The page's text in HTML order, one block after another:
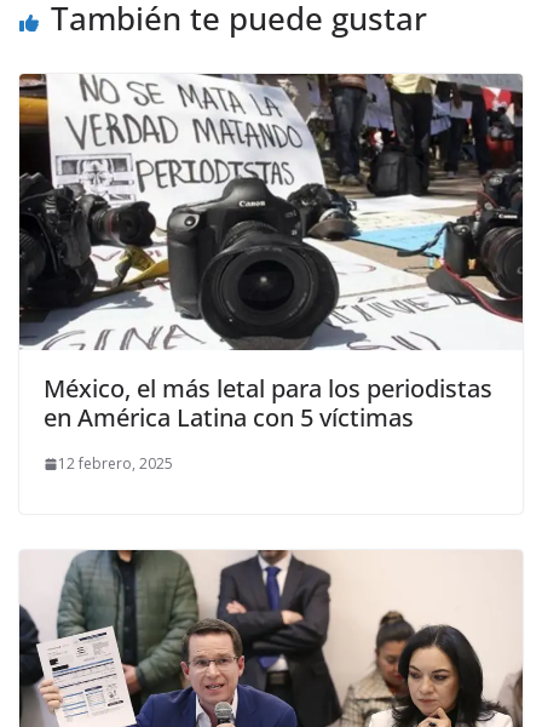
También te puede gustar
México, el más letal para los periodistas
en América Latina con 5 víctimas
12 febrero, 2025